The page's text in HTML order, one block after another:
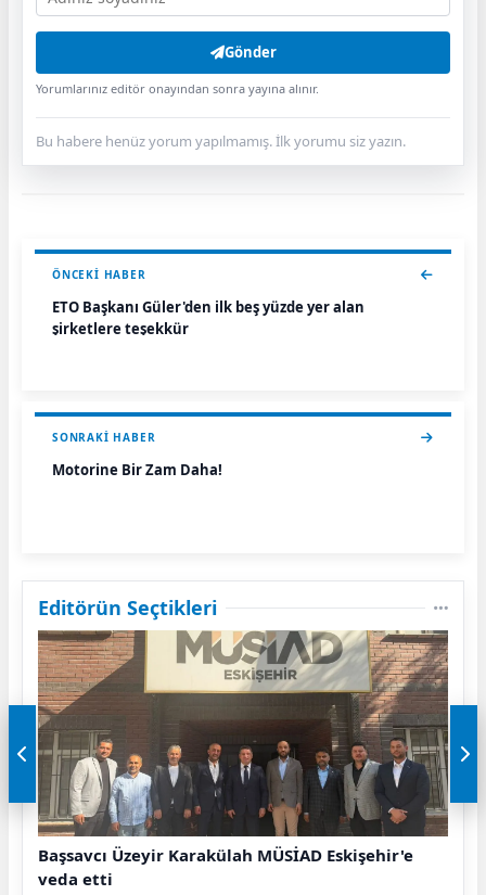
Gönder
Yorumlarınız editör onayından sonra yayına alınır.
Bu habere henüz yorum yapılmamış. İlk yorumu siz yazın.
ÖNCEKI HABER
ETO Başkanı Güler'den ilk beş yüzde yer alan
şirketlere teşekkür
SONRAKI HABER
Motorine Bir Zam Daha!
Editörün Seçtikleri
Başsavcı Üzeyir Karakülah MÜSİAD Eskişehir'e
veda etti